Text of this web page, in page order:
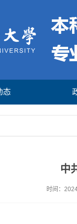
态
中
时间：